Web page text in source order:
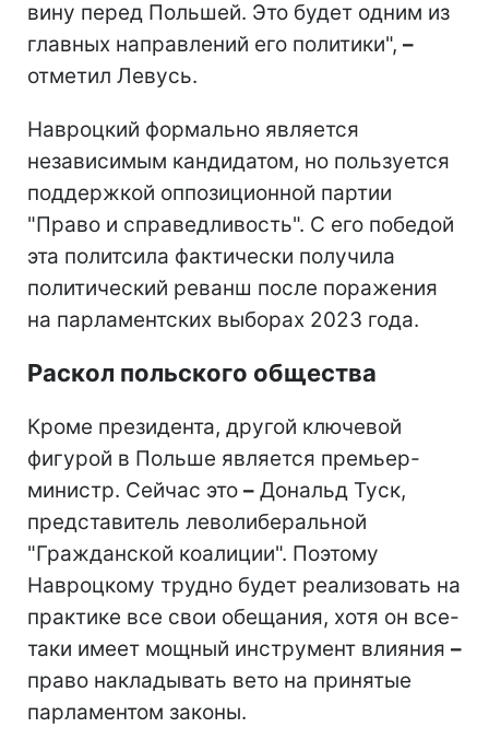
вину перед Польшей. Это будет одним из
главных направлений его политики", –
отметил Левусь.
Навроцкий формально является
независимым кандидатом, но пользуется
поддержкой оппозиционной партии
"Право и справедливость". С его победой
эта политсила фактически получила
политический реванш после поражения
на парламентских выборах 2023 года.
Раскол польского общества
Кроме президента, другой ключевой
фигурой в Польше является премьер-
министр. Сейчас это – Дональд Туск,
представитель леволиберальной
"Гражданской коалиции". Поэтому
Навроцкому трудно будет реализовать на
практике все свои обещания, хотя он все-
таки имеет мощный инструмент влияния –
право накладывать вето на принятые
парламентом законы.